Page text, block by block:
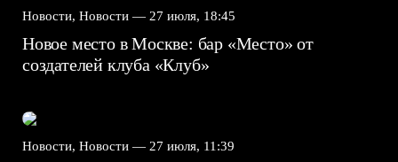
Новости, Новости — 27 июля, 18:45
Новое место в Москве: бар «Место» от
создателей клуба «Клуб»
Новости, Новости — 27 июля, 11:39